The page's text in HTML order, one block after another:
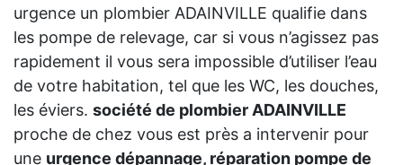
urgence un plombier ADAINVILLE qualifie dans
les pompe de relevage, car si vous n’agissez pas
rapidement il vous sera impossible d’utiliser l’eau
de votre habitation, tel que les WC, les douches,
les éviers. société de plombier ADAINVILLE
proche de chez vous est près a intervenir pour
une urgence dépannage, réparation pompe de